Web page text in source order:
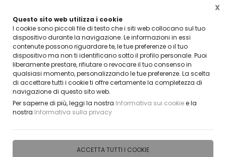
Questo sito web utilizza i cookie
I cookie sono piccoli file di testo che i siti web collocano sul tuo
dispositivo durante la navigazione. Le informazioni in essi
contenute possono riguardare te, le tue preferenze o il tuo
dispositivo ma non ti identificano sotto il profilo personale. Puoi
liberamente prestare, rifiutare o revocare il tuo consenso in
qualsiasi momento, personalizzando le tue preferenze. La scelta
di accettare tutti i cookie ti offre certamente la completezza di
navigazione di questo sito web.
Per saperne di più, leggi la nostra Informativa sui cookiee la
nostra Informativa sulla privacy
ACCETTA TUTTI I COOKIE
X
VUOI DIVENTARE UN NOSTRO RIVENDITORE?
CONTATTACI
Home Vetreria Porte tuttovetro per interni
Porta in vetro temperato da 8
bellinvetro cod 437